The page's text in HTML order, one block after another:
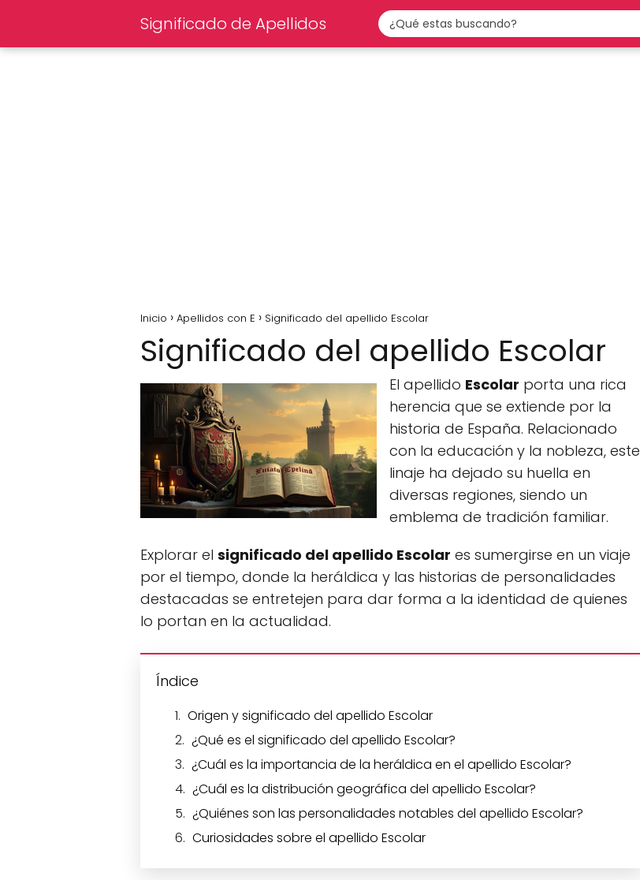
Significado de Apellidos
Inicio Apellidos con E Significado del apellido Escolar
Significado del apellido Escolar
El apellido Escolar porta una rica
herencia que se extiende por la
historia de España. Relacionado
con la educación y la nobleza, este
linaje ha dejado su huella en
diversas regiones, siendo un
emblema de tradición familiar.
Explorar el significado del apellido Escolar es sumergirse en un viaje
por el tiempo, donde la heráldica y las historias de personalidades
destacadas se entretejen para dar forma a la identidad de quienes
lo portan en la actualidad.
Índice
Origen y significado del apellido Escolar
¿Qué es el significado del apellido Escolar?
¿Cuál es la importancia de la heráldica en el apellido Escolar?
¿Cuál es la distribución geográfica del apellido Escolar?
¿Quiénes son las personalidades notables del apellido Escolar?
Curiosidades sobre el apellido Escolar